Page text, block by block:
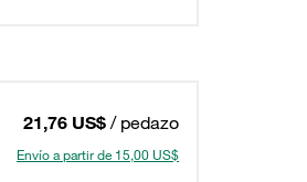
21,76 US$ / pedazo
Envío a partir de 15,00 US$